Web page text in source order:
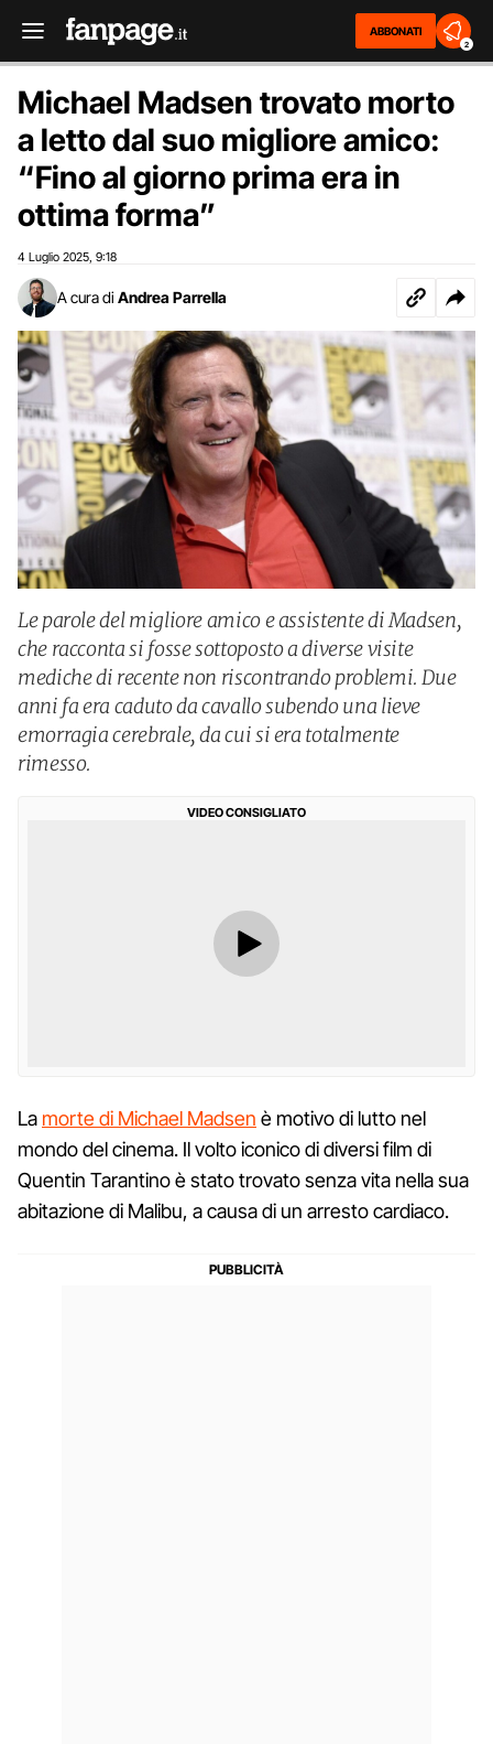
ABBONATI
2
Michael Madsen trovato morto
a letto dal suo migliore amico:
“Fino al giorno prima era in
ottima forma”
4 Luglio 2025 9:18
A cura di Andrea Parrella
Le parole del migliore amico e assistente di Madsen,
che racconta si fosse sottoposto a diverse visite
mediche di recente non riscontrando problemi. Due
anni fa era caduto da cavallo subendo una lieve
emorragia cerebrale, da cui si era totalmente
rimesso.
VIDEO CONSIGLIATO
La morte di Michael Madsen è motivo di lutto nel
mondo del cinema. Il volto iconico di diversi film di
Quentin Tarantino è stato trovato senza vita nella sua
abitazione di Malibu, a causa di un arresto cardiaco.